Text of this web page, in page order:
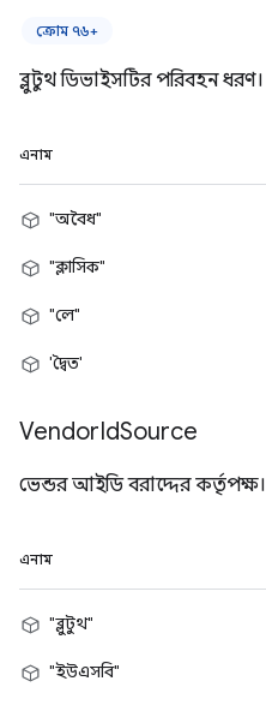
ক্রোম ৭৬+
ব্লুটুথ ডিভাইসটির পরিবহন ধরণ।
এনাম
"অবৈধ"
"ক্লাসিক"
"লে"
'দ্বৈত'
VendorIdSource
ভেন্ডর আইডি বরাদ্দের কর্তৃপক্ষ।
এনাম
"ব্লুটুথ"
"ইউএসবি"